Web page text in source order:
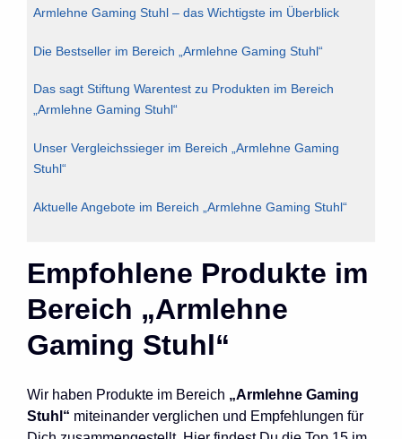
Armlehne Gaming Stuhl – das Wichtigste im Überblick
Die Bestseller im Bereich „Armlehne Gaming Stuhl“
Das sagt Stiftung Warentest zu Produkten im Bereich
„Armlehne Gaming Stuhl“
Unser Vergleichssieger im Bereich „Armlehne Gaming
Stuhl“
Aktuelle Angebote im Bereich „Armlehne Gaming Stuhl“
Empfohlene Produkte im
Bereich „Armlehne
Gaming Stuhl“
Wir haben Produkte im Bereich „Armlehne Gaming
Stuhl“ miteinander verglichen und Empfehlungen für